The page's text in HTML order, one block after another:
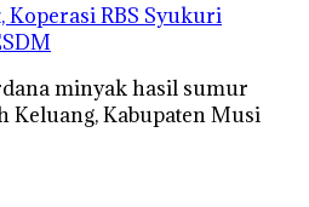
RBS Syukuri
minyak hasil sumur
Keluang, Kabupaten Musi